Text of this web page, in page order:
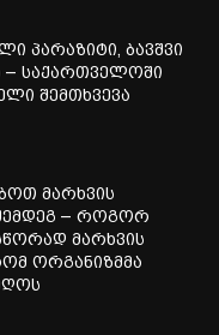
პარაზიტი, ბავშვი
საქართველოში
შემთხვევა
მარხვის
– როგორ
მარხვის
ორგანიზმმა